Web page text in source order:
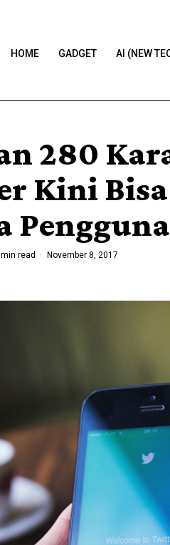
HOME GADGET AI (NEW
280
Kini
Pengguna
read November 8, 2017